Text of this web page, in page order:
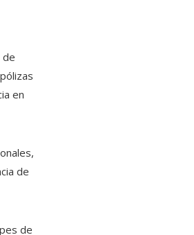
de
en
de
de